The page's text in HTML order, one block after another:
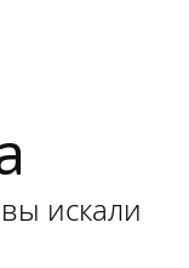
искали